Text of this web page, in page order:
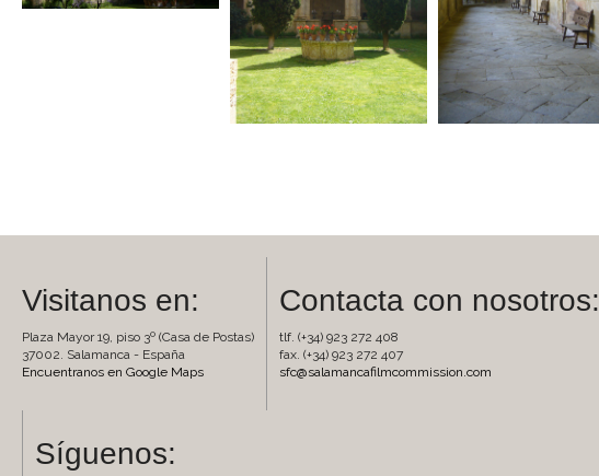
Visitanos en:
Plaza Mayor 19, piso 3º (Casa de Postas)
37002. Salamanca - España
Encuentranos en Google Maps
Contacta con nosotros:
tlf. (+34) 923 272 408
fax. (+34) 923 272 407
sfc@salamancafilmcommission.com
Síguenos: